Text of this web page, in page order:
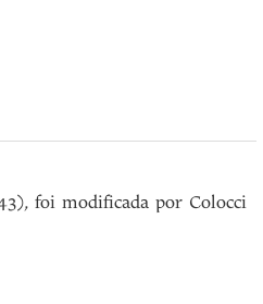
foi modificada por Colocci